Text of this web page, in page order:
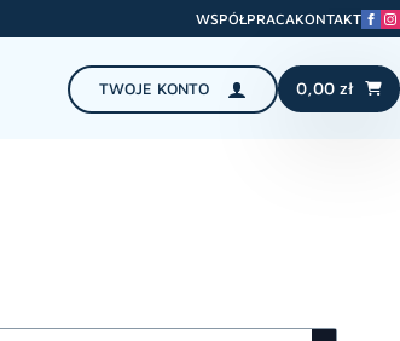
WSPÓŁPRACAKONTAKT
TWOJE KONTO 0,00 zł